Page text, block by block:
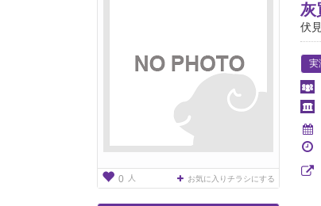
0 人 お気に入りチラシにする
灰
伏
実